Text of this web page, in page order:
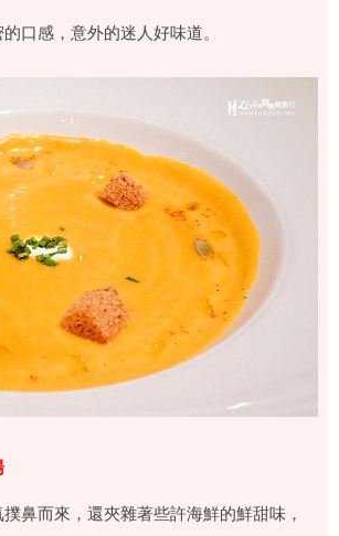
口感，意外的迷人好味道。
鼻而來，還夾雜著些許海鮮的鮮甜味，